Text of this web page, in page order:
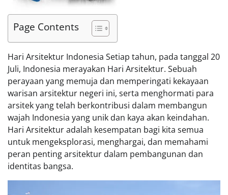
Page Contents
Hari Arsitektur Indonesia Setiap tahun, pada tanggal 20
Juli, Indonesia merayakan Hari Arsitektur. Sebuah
perayaan yang memuja dan memperingati kekayaan
warisan arsitektur negeri ini, serta menghormati para
arsitek yang telah berkontribusi dalam membangun
wajah Indonesia yang unik dan kaya akan keindahan.
Hari Arsitektur adalah kesempatan bagi kita semua
untuk mengeksplorasi, menghargai, dan memahami
peran penting arsitektur dalam pembangunan dan
identitas bangsa.